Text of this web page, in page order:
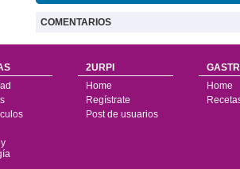
COMENTARIOS
2URPI
Home
Regístrate
Post de usuarios
Home